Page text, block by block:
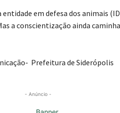
em defesa dos animais
a conscientização ainda
Prefeitura de Siderópolis
- Anúncio -